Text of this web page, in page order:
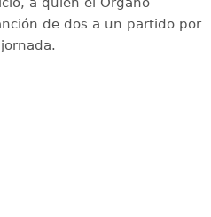
de dos a un partido por